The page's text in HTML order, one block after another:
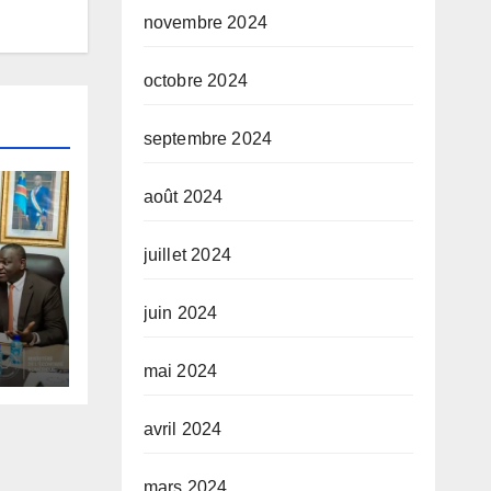
novembre 2024
octobre 2024
septembre 2024
août 2024
juillet 2024
juin 2024
mai 2024
avril 2024
mars 2024